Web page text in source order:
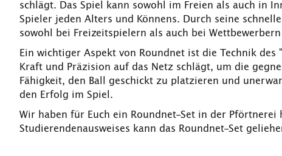
schlägt. Das Spiel kann sowohl im Freien als auch in
Spieler jeden Alters und Könnens. Durch seine
sowohl bei Freizeitspielern als auch bei
Ein wichtiger Aspekt von Roundnet ist die Technik
Kraft und Präzision auf das Netz schlägt, um die
Fähigkeit, den Ball geschickt zu platzieren und
den Erfolg im Spiel.
Wir haben für Euch ein Roundnet-Set in der Pförtnerei
Studierendenausweises kann das Roundnet-Set